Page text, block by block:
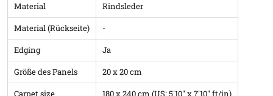
Material
Rindsleder
Material (Rückseite)
-
Edging
Ja
Größe des Panels
20 x 20 cm
Carpet size
180 x 240 cm (US: 5'10" x 7'10" ft/in)